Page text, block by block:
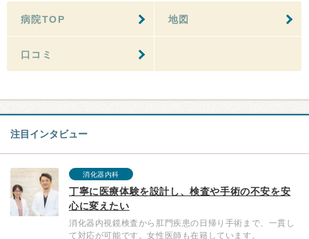
病院TOP 地図
口コミ
注目インタビュー
消化器内科
丁寧に医療体験を設計し、検査や手術の不安を安
心に変えたい
消化器内視鏡検査から肛門疾患の日帰り手術まで、一貫し
て対応が可能です。女性医師も在籍しています。